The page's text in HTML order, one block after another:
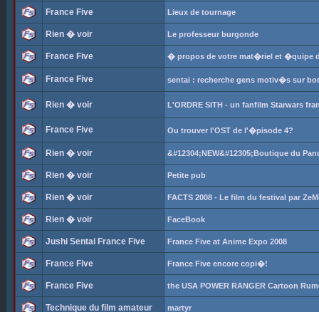
France Five Lieux de tournage
Rien � voir Le professeur burgonde
France Five � propos de votre mat�riel et �quipe
France Five sentai : recherche gens motiv�s sur
Rien � voir L'ORDRE SITH - un fanfilm Starwars
France Five Ou trouver l'OST de l'�pisode 4?
Rien � voir &#12304;NEW&#12305;Boutique du
Rien � voir Petite pub
Rien � voir FACTS 2008 - Le film du festival par
Rien � voir FaceBook
Jushi Sentai France Five France Five at Anime Expo 2008
France Five France Five encore copi�!
France Five the USA POWER RANGER Cartoon
Technique du film amateur martyr